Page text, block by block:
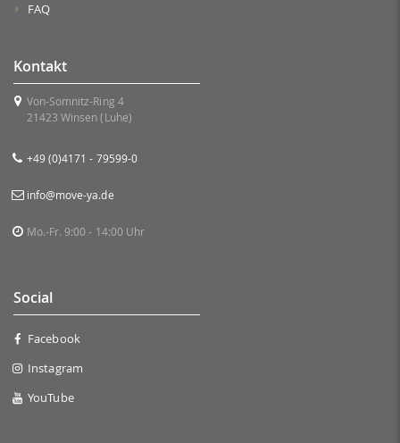
FAQ
Kontakt
Von-Somnitz-Ring 4
21423 Winsen (Luhe)
+49 (0)4171 - 79599-0
info@move-ya.de
Mo.-Fr. 9:00 - 14:00 Uhr
Social
Facebook
Instagram
YouTube